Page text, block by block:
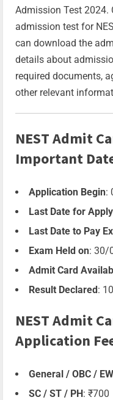
Admission Test 2024.
admission test for
can download the
details about
required documents,
other relevant
NEST Admit
Important
Application Begin:
Last Date for
Last Date to Pay
Exam Held on: 30/
Admit Card
Result Declared:
NEST Admit
Application
General / OBC /
SC / ST / PH: ₹700